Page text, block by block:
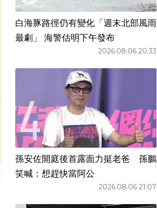
白海豚路徑仍有變化「週末北部風雨
最劇」 海警估明下午發布
2026.08.06 20:33
孫安佐開庭後首露面力挺老爸 孫鵬
笑喊：想趕快當阿公
2026.08.06 21:07